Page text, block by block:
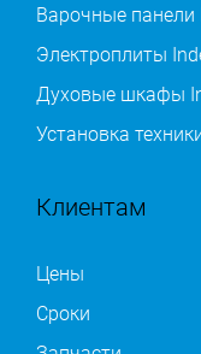
Варочные панели
Электроплиты
Духовые шкафы
Установка
Клиентам
Цены
Сроки